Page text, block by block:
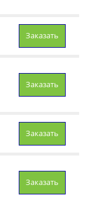
Заказать
Заказать
Заказать
Заказать